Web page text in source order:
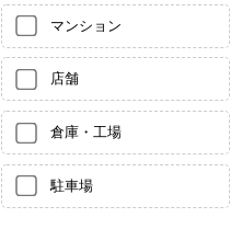
マンション
店舗
倉庫・工場
駐車場